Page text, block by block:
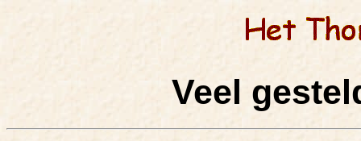
Veel